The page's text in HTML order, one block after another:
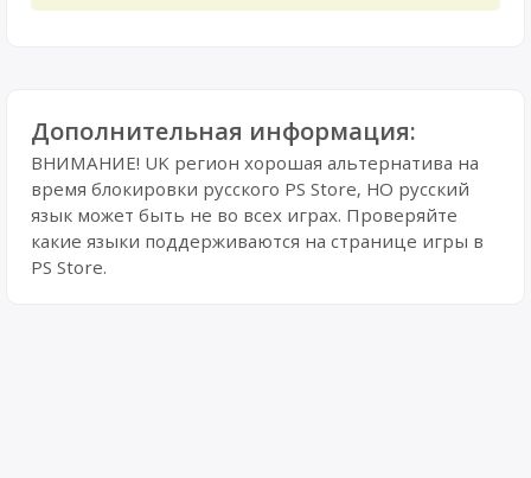
Дополнительная информация:
ВНИМАНИЕ! UK регион хорошая альтернатива на
время блокировки русского PS Store, НО русский
язык может быть не во всех играх. Проверяйте
какие языки поддерживаются на странице игры в
PS Store.